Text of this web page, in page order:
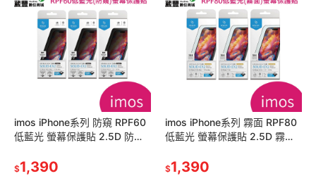
imos iPhone系列 防窺 RPF60
低藍光 螢幕保護貼 2.5D 防窺
$1,390
imos iPhone系列 霧面 RPF80
低藍光 螢幕保護貼 2.5D 霧面
$1,390